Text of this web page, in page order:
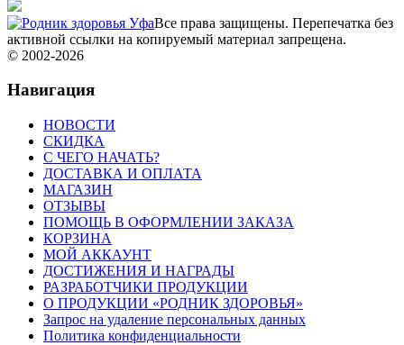
Все права защищены. Перепечатка без
активной ссылки на копируемый материал запрещена.
© 2002-2026
Навигация
НОВОСТИ
СКИДКА
C ЧЕГО НАЧАТЬ?
ДОСТАВКА И ОПЛАТА
МАГАЗИН
ОТЗЫВЫ
ПОМОЩЬ В ОФОРМЛЕНИИ ЗАКАЗА
КОРЗИНА
МОЙ АККАУНТ
ДОСТИЖЕНИЯ И НАГРАДЫ
РАЗРАБОТЧИКИ ПРОДУКЦИИ
О ПРОДУКЦИИ «РОДНИК ЗДОРОВЬЯ»
Запрос на удаление персональных данных
Политика конфиденциальности